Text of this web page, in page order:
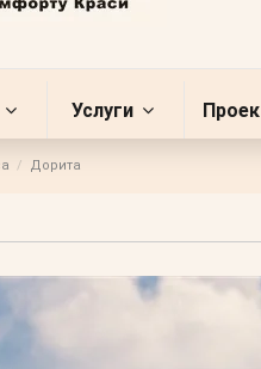
Услуги
Дорита